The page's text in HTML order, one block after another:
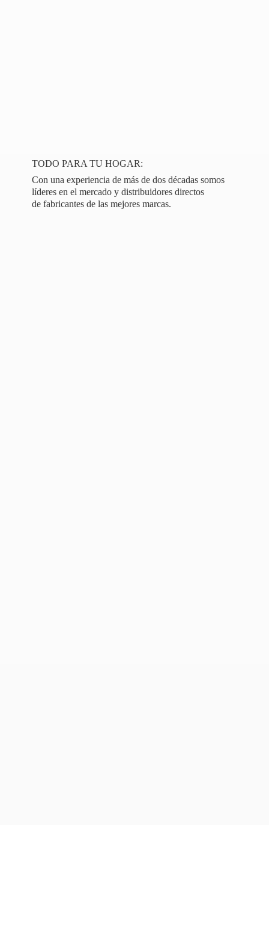
TODO PARA TU HOGAR:
Con una experiencia de más de dos décadas somos
líderes en el mercado y distribuidores directos
de fabricantes de las mejores marcas.